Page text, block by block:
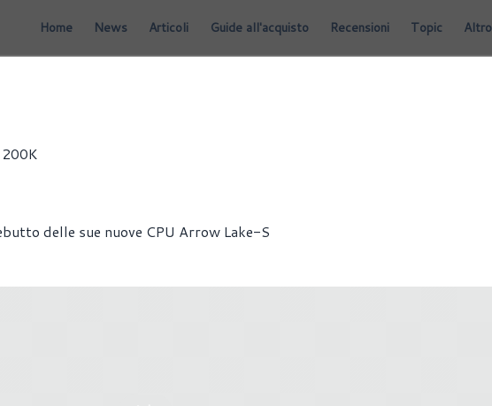
Home News Articoli Guide all'acquisto Recensioni Topic Altro
delle sue nuove CPU Arrow Lake-S